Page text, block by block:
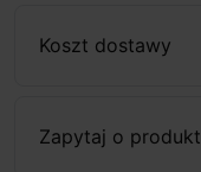
Koszt dostawy
Zapytaj o produkt